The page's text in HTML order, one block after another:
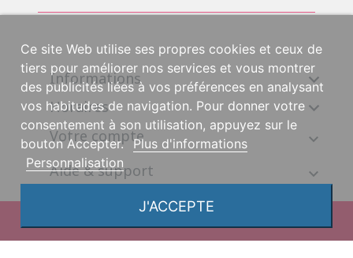
Informations 
Horaires 
Votre compte
Aide & support
Ce site Web utilise ses propres cookies et ceux de
tiers pour améliorer nos services et vous montrer
des publicités liées à vos préférences en analysant
vos habitudes de navigation. Pour donner votre
consentement à son utilisation, appuyez sur le
bouton Accepter. Plus d'informations
Personnalisation
J'ACCEPTE